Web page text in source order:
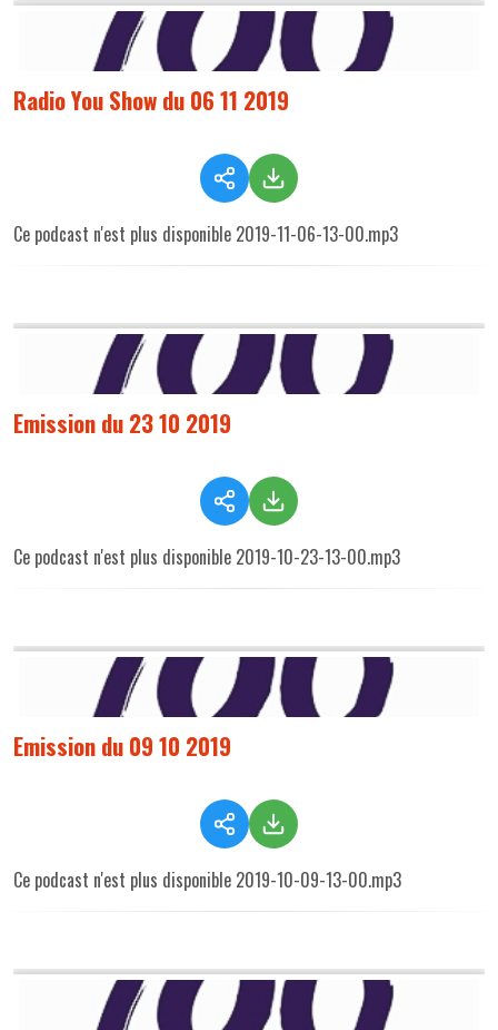
Radio You Show du 06 11 2019
Ce podcast n'est plus disponible 2019-11-06-13-00.mp3
Emission du 23 10 2019
Ce podcast n'est plus disponible 2019-10-23-13-00.mp3
Emission du 09 10 2019
Ce podcast n'est plus disponible 2019-10-09-13-00.mp3